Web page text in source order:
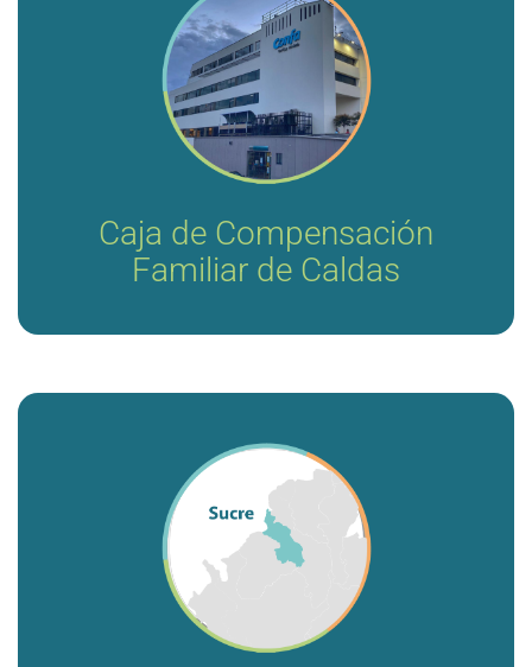
Caja de Compensación
Familiar de Caldas
Formulación y evaluación de la factibilidad del
proyecto para la implementación del servicio
farmacéutico para la IPS CONFA.
Consultoría para la definición de alternativas de
reorganización institucional para la operación de red
pública de prestación de servicios de salud en las
empresas sociales del estado del Departamento de